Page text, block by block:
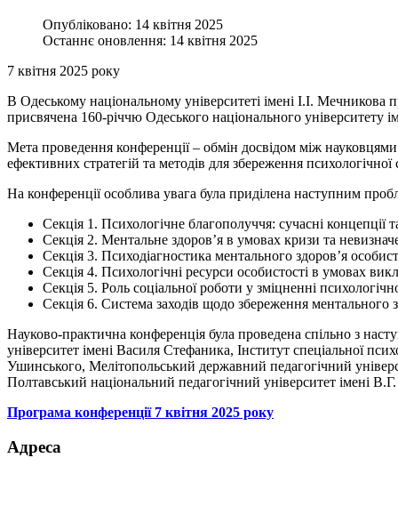
Опубліковано: 14 квітня 2025
Останнє оновлення: 14 квітня 2025
7 квітня 2025 року
В Одеському національному університеті імені І.І.
присвячена 160-річчю Одеського національного університету
Мета проведення конференції – обмін досвідом між
ефективних стратегій та методів для збереження
На конференції особлива увага була приділена наступним
Секція 1. Психологічне благополуччя: сучасні концепції
Секція 2. Ментальне здоров’я в умовах кризи та
Секція 3. Психодіагностика ментального здоров’я
Секція 4. Психологічні ресурси особистості в умовах
Секція 5. Роль соціальної роботи у зміцненні
Секція 6. Система заходів щодо збереження ментального
Науково-практична конференція була проведена спільно з
університет імені Василя Стефаника, Інститут спеціальної
Ушинського, Мелітопольський державний педагогічний
Полтавський національний педагогічний університет імені
Програма конференції 7 квітня 2025 року
Адреса